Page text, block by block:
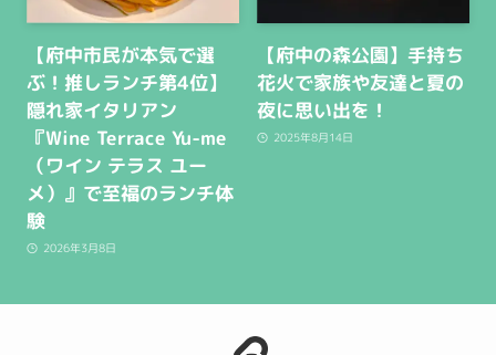
【府中市民が本気で選
ぶ！推しランチ第4位】
隠れ家イタリアン
『Wine Terrace Yu-me
（ワイン テラス ユー
メ）』で至福のランチ体
験
2026年3月8日
【府中の森公園】手持ち
花火で家族や友達と夏の
夜に思い出を！
2025年8月14日